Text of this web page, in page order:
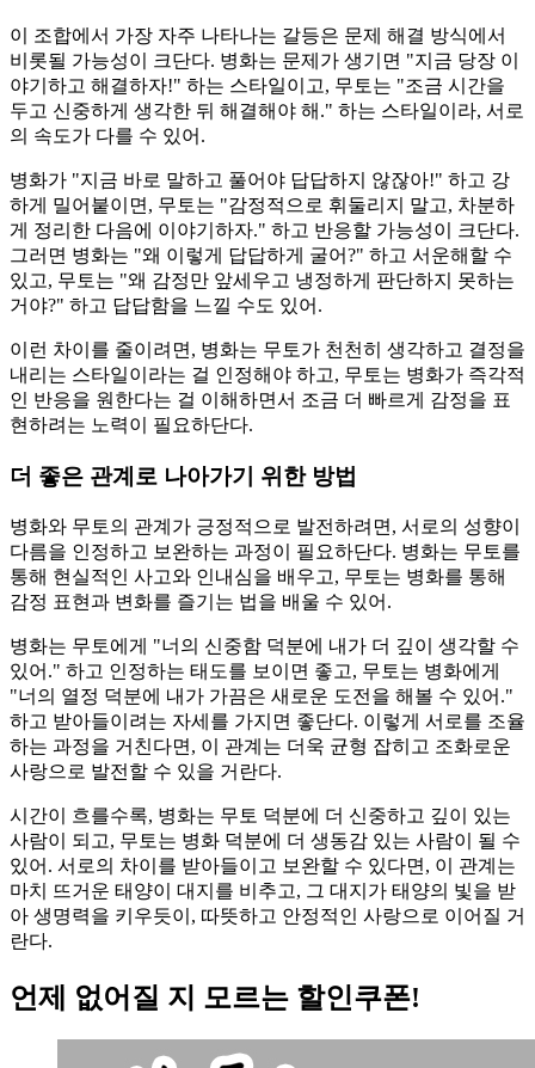
이 조합에서 가장 자주 나타나는 갈등은 문제 해결 방식에서
비롯될 가능성이 크단다. 병화는 문제가 생기면 "지금 당장 이
야기하고 해결하자!" 하는 스타일이고, 무토는 "조금 시간을
두고 신중하게 생각한 뒤 해결해야 해." 하는 스타일이라, 서로
의 속도가 다를 수 있어.
병화가 "지금 바로 말하고 풀어야 답답하지 않잖아!" 하고 강
하게 밀어붙이면, 무토는 "감정적으로 휘둘리지 말고, 차분하
게 정리한 다음에 이야기하자." 하고 반응할 가능성이 크단다.
그러면 병화는 "왜 이렇게 답답하게 굴어?" 하고 서운해할 수
있고, 무토는 "왜 감정만 앞세우고 냉정하게 판단하지 못하는
거야?" 하고 답답함을 느낄 수도 있어.
이런 차이를 줄이려면, 병화는 무토가 천천히 생각하고 결정을
내리는 스타일이라는 걸 인정해야 하고, 무토는 병화가 즉각적
인 반응을 원한다는 걸 이해하면서 조금 더 빠르게 감정을 표
현하려는 노력이 필요하단다.
더 좋은 관계로 나아가기 위한 방법
병화와 무토의 관계가 긍정적으로 발전하려면, 서로의 성향이
다름을 인정하고 보완하는 과정이 필요하단다. 병화는 무토를
통해 현실적인 사고와 인내심을 배우고, 무토는 병화를 통해
감정 표현과 변화를 즐기는 법을 배울 수 있어.
병화는 무토에게 "너의 신중함 덕분에 내가 더 깊이 생각할 수
있어." 하고 인정하는 태도를 보이면 좋고, 무토는 병화에게
"너의 열정 덕분에 내가 가끔은 새로운 도전을 해볼 수 있어."
하고 받아들이려는 자세를 가지면 좋단다. 이렇게 서로를 조율
하는 과정을 거친다면, 이 관계는 더욱 균형 잡히고 조화로운
사랑으로 발전할 수 있을 거란다.
시간이 흐를수록, 병화는 무토 덕분에 더 신중하고 깊이 있는
사람이 되고, 무토는 병화 덕분에 더 생동감 있는 사람이 될 수
있어. 서로의 차이를 받아들이고 보완할 수 있다면, 이 관계는
마치 뜨거운 태양이 대지를 비추고, 그 대지가 태양의 빛을 받
아 생명력을 키우듯이, 따뜻하고 안정적인 사랑으로 이어질 거
란다.
언제 없어질 지 모르는 할인쿠폰!